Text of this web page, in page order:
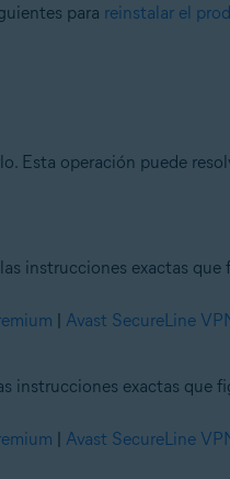
para reinstalar el
Esta operación puede
instrucciones exactas
| Avast SecureLine
instrucciones exactas que
| Avast SecureLine